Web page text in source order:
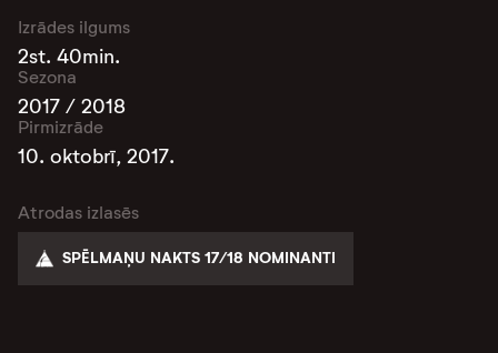
Izrādes ilgums
2st. 40min.
Sezona
2017 / 2018
Pirmizrāde
10. oktobrī, 2017.
Atrodas izlasēs
SPĒLMAŅU NAKTS 17/18 NOMINANTI